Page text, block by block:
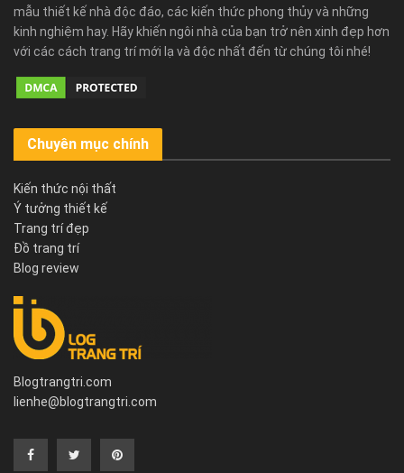
mẫu thiết kế nhà độc đáo, các kiến thức phong thủy và những
kinh nghiệm hay. Hãy khiến ngôi nhà của bạn trở nên xinh đẹp hơn
với các cách trang trí mới lạ và độc nhất đến từ chúng tôi nhé!
Chuyên mục chính
Kiến thức nội thất
Ý tưởng thiết kế
Trang trí đẹp
Đồ trang trí
Blog review
Blogtrangtri.com
lienhe@blogtrangtri.com